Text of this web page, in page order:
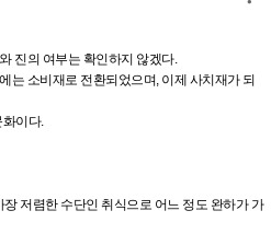
진의 여부는 확인하지 않겠다.
는 소비재로 전환되었으며, 이제 사치재가 되
이다.
저렴한 수단인 취식으로 어느 정도 완하가 가